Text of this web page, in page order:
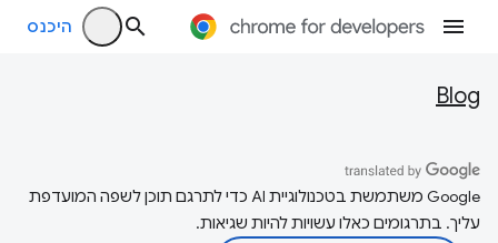
היכנס
Blog
‫Google משתמשת בטכנולוגיית AI כדי לתרגם תוכן לשפה המועדפת
עליך. בתרגומים כאלו עשויות להיות שגיאות.